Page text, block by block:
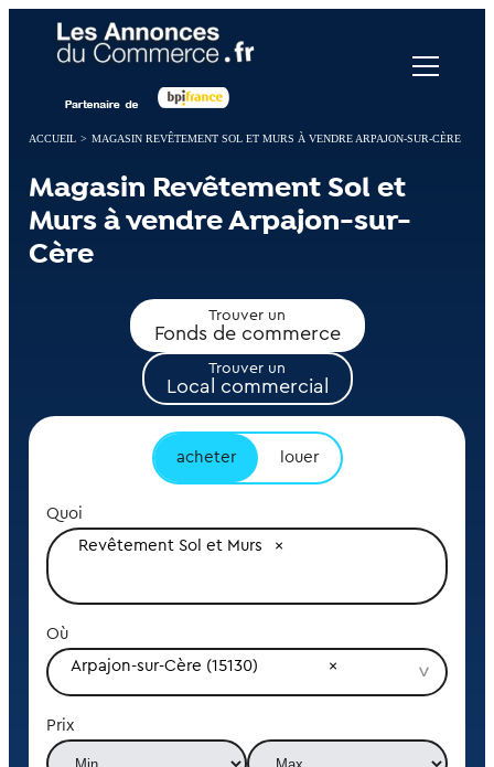
ACCUEIL > MAGASIN REVÊTEMENT SOL ET MURS À VENDRE ARPAJON-SUR-CÈRE
Magasin Revêtement Sol et
Murs à vendre Arpajon-sur-
Cère
Trouver un
Fonds de commerce
Trouver un
Local commercial
acheter louer
Quoi
Revêtement Sol et Murs
Où
Arpajon-sur-Cère (15130)
Prix
Panneau de gestion des cookies